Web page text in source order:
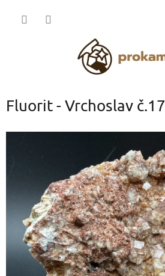
Fluorit - Vrchoslav č.17